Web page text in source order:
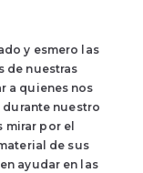
y esmero las
de nuestras
a quienes nos
durante nuestro
por el
de sus
ayudar en las